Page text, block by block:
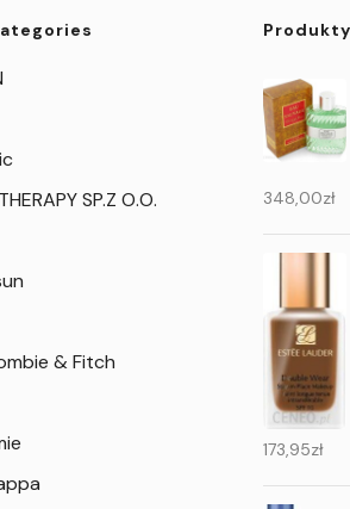
SP.Z O.O.
& Fitch
Produkty
348,00zł
173,95zł